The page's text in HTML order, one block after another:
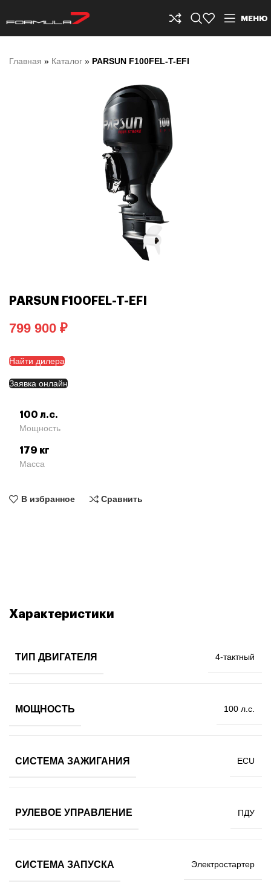
МЕНЮ
Главная » Каталог » PARSUN F100FEL-T-EFI
PARSUN F100FEL-T-EFI
₽
Найти дилера
Заявка онлайн
100 л.с.
Мощность
179 кг
Масса
В избранное Сравнить
Характеристики
ТИП ДВИГАТЕЛЯ 4-тактный
МОЩНОСТЬ 100 л.с.
СИСТЕМА ЗАЖИГАНИЯ ECU
РУЛЕВОЕ УПРАВЛЕНИЕ ПДУ
СИСТЕМА ЗАПУСКА Электростартер